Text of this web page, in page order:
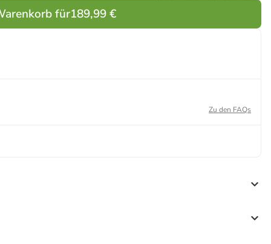
für189,99 €
Zu den FAQs